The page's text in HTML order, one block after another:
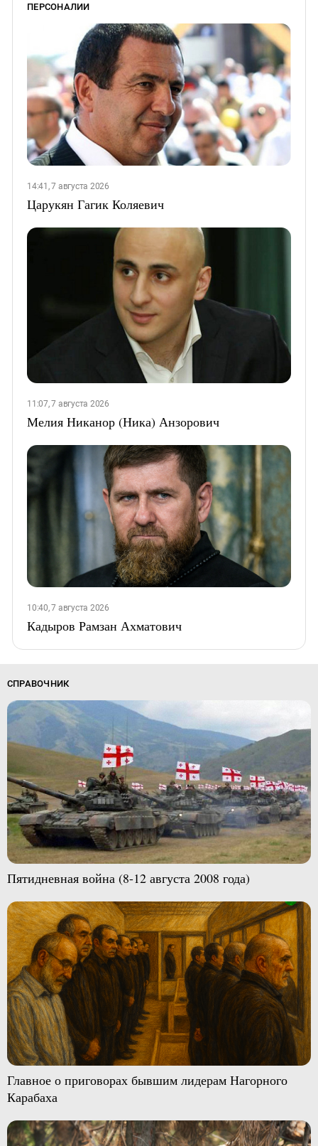
ПЕРСОНАЛИИ
14:41, 7 августа 2026
Царукян Гагик Коляевич
11:07, 7 августа 2026
Мелия Никанор (Ника) Анзорович
10:40, 7 августа 2026
Кадыров Рамзан Ахматович
СПРАВОЧНИК
Пятидневная война (8-12 августа 2008 года)
Главное о приговорах бывшим лидерам Нагорного
Карабаха